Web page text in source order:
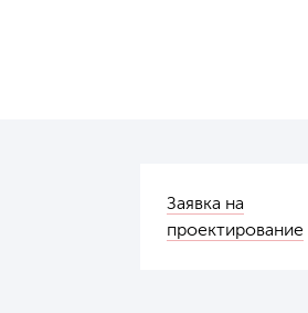
Заявка на
проектирование